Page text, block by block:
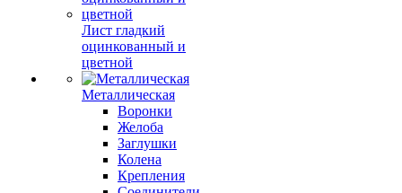
Лист гладкий
оцинкованный и
цветной
Металлическая
Воронки
Желоба
Заглушки
Колена
Крепления